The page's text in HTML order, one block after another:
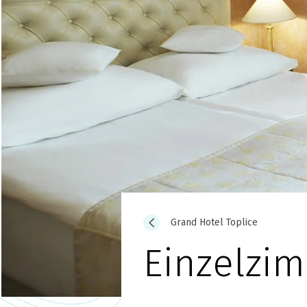
Grand Hotel Toplice